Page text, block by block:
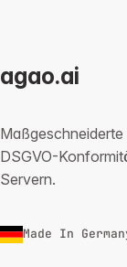
agao.ai
DSGVO-
Servern.
Made In